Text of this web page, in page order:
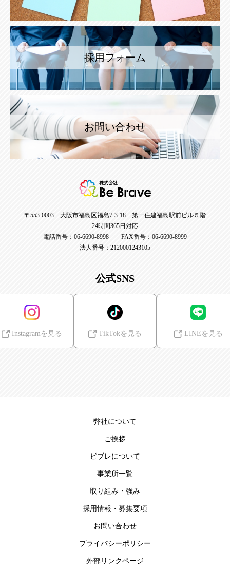
採用フォーム
お問い合わせ
〒553-0003 大阪市福島区福島7-3-18 第一住建福島駅前ビル５階
24時間365日対応
電話番号：06-6690-8998 FAX番号：06-6690-8999
法人番号：2120001243105
公式SNS
Instagramを見る TikTokを見る LINEを見る
弊社について
ご挨拶
ビブレについて
事業所一覧
取り組み・強み
採用情報・募集要項
お問い合わせ
プライバシーポリシー
外部リンクページ